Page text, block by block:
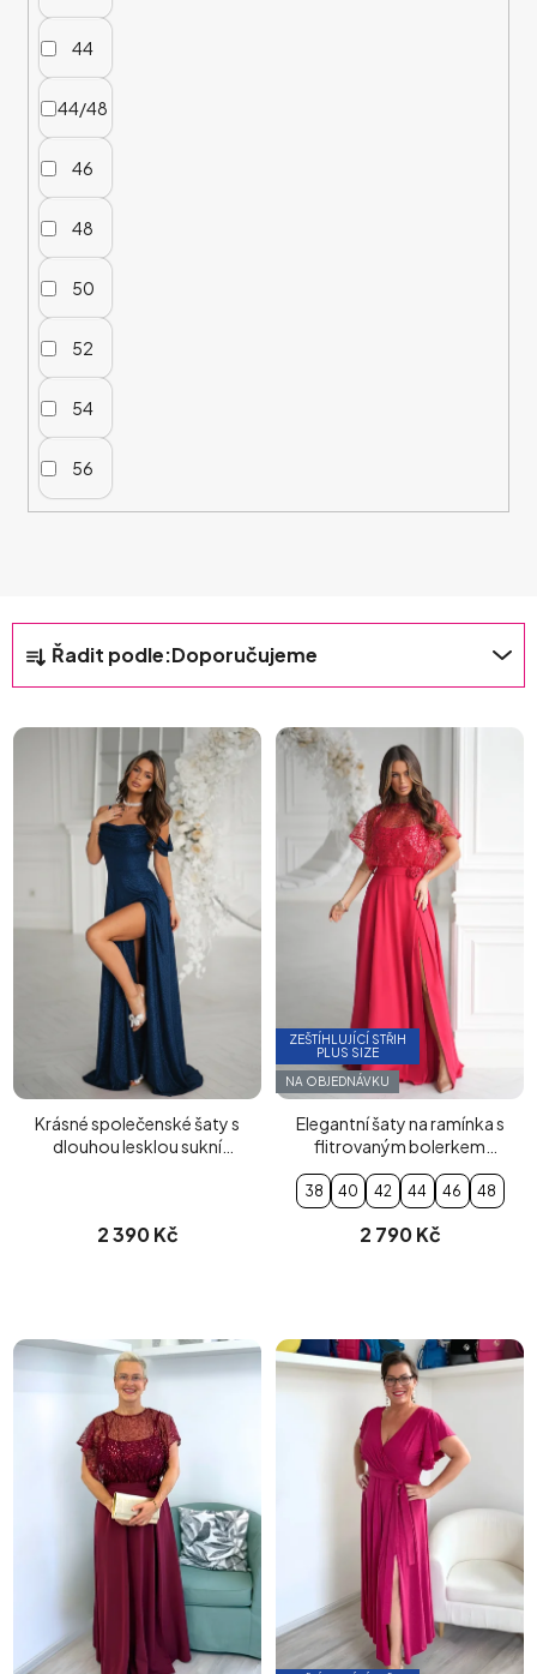
A
Z
E
O
Řadit podle:Doporučujeme
44
44/48
46
48
50
52
54
56
Krásné společenské šaty s
dlouhou lesklou sukní
2 390 Kč
ZEŠTÍHLUJÍCÍ STŘIH
PLUS SIZE
NA OBJEDNÁVKU
Elegantní šaty na ramínka s
flitrovaným bolerkem
malinové
38 40 42 44 46 48
2 790 Kč